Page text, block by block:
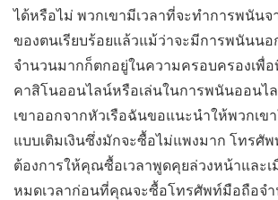
ได้หรือไม่ พวกเขามีเวลาที่จะทำการพนัน
ของตนเรียบร้อยแล้วแม้ว่าจะมีการพนันน
จำนวนมากก็ตกอยู่ในความครอบครองเพื่อ
คาสิโนออนไลน์หรือเล่นในการพนันออนไ
เขาออกจากหัวเรือฉันขอแนะนำให้พวกเ
แบบเติมเงินซึ่งมักจะซื้อไม่แพงมาก โทรศั
ต้องการให้คุณซื้อเวลาพูดคุยล่วงหน้าและ
หมดเวลาก่อนที่คุณจะซื้อโทรศัพท์มือถือจ